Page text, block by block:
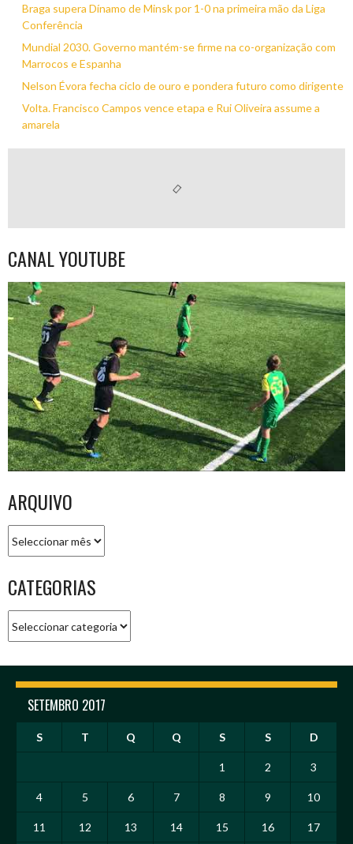
Braga supera Dínamo de Minsk por 1-0 na primeira mão da Liga
Conferência
Mundial 2030. Governo mantém-se firme na co-organização com
Marrocos e Espanha
Nelson Évora fecha ciclo de ouro e pondera futuro como dirigente
Volta. Francisco Campos vence etapa e Rui Oliveira assume a
amarela
CANAL YOUTUBE
ARQUIVO
CATEGORIAS
SETEMBRO 2017
S T Q Q S S D
1 2 3
4 5 6 7 8 9 10
11 12 13 14 15 16 17